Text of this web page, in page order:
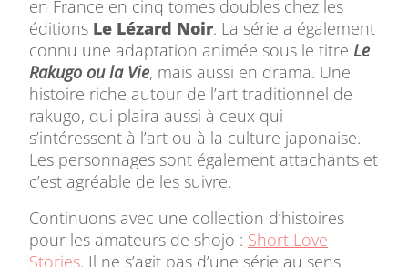
en France en cinq tomes doubles chez les
éditions Le Lézard Noir. La série a également
connu une adaptation animée sous le titre Le
Rakugo ou la Vie, mais aussi en drama. Une
histoire riche autour de l’art traditionnel de
rakugo, qui plaira aussi à ceux qui
s’intéressent à l’art ou à la culture japonaise.
Les personnages sont également attachants et
c’est agréable de les suivre.
Continuons avec une collection d’histoires
pour les amateurs de shojo : Short Love
Stories. Il ne s’agit pas d’une série au sens